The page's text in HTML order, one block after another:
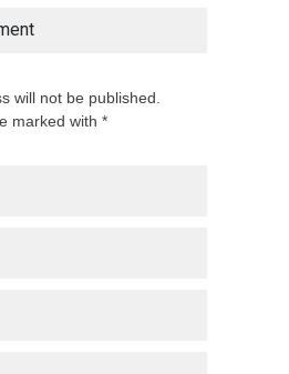
will not be published.
marked with *